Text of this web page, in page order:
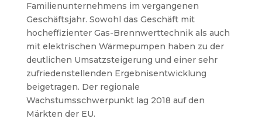
Familienunternehmens im vergangenen
Geschäftsjahr. Sowohl das Geschäft mit
hocheffizienter Gas-Brennwerttechnik als auch
mit elektrischen Wärmepumpen haben zu der
deutlichen Umsatzsteigerung und einer sehr
zufriedenstellenden Ergebnisentwicklung
beigetragen. Der regionale
Wachstumsschwerpunkt lag 2018 auf den
Märkten der EU.